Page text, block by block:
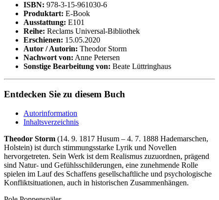
ISBN: 978-3-15-961030-6
Produktart: E-Book
Ausstattung: E101
Reihe: Reclams Universal-Bibliothek
Erschienen: 15.05.2020
Autor / Autorin: Theodor Storm
Nachwort von: Anne Petersen
Sonstige Bearbeitung von: Beate Lüttringhaus
Entdecken Sie zu diesem Buch
Autorinformation
Inhaltsverzeichnis
Theodor Storm (14. 9. 1817 Husum – 4. 7. 1888 Hademarschen,
Holstein) ist durch stimmungsstarke Lyrik und Novellen
hervorgetreten. Sein Werk ist dem Realismus zuzuordnen, prägend
sind Natur- und Gefühlsschilderungen, eine zunehmende Rolle
spielen im Lauf des Schaffens gesellschaftliche und psychologische
Konfliktsituationen, auch in historischen Zusammenhängen.